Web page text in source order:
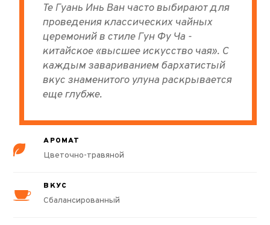
Те Гуань Инь Ван часто выбирают для
проведения классических чайных
церемоний в стиле Гун Фу Ча -
китайское «высшее искусство чая». С
каждым завариванием бархатистый
вкус знаменитого улуна раскрывается
еще глубже.
АРОМАТ
Цветочно-травяной
ВКУС
Сбалансированный